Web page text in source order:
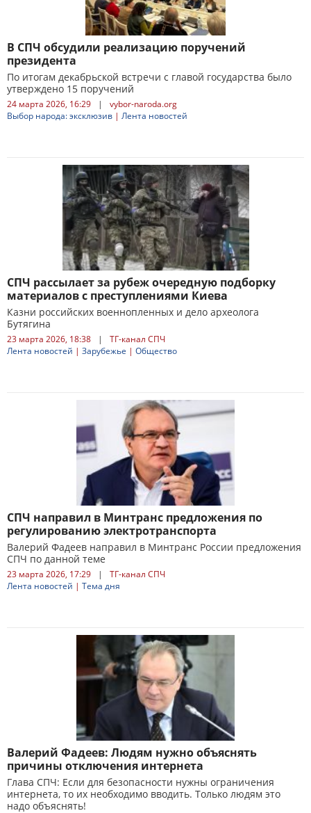
В СПЧ обсудили реализацию поручений
президента
По итогам декабрьской встречи с главой государства было
утверждено 15 поручений
24 марта 2026, 16:29 |
vybor-naroda.org
Выбор народа: эксклюзив | Лента новостей
СПЧ рассылает за рубеж очередную подборку
материалов с преступлениями Киева
Казни российских военнопленных и дело археолога
Бутягина
23 марта 2026, 18:38 |
ТГ-канал СПЧ
Лента новостей | Зарубежье | Общество
СПЧ направил в Минтранс предложения по
регулированию электротранспорта
Валерий Фадеев направил в Минтранс России предложения
СПЧ по данной теме
23 марта 2026, 17:29 |
ТГ-канал СПЧ
Лента новостей | Тема дня
Валерий Фадеев: Людям нужно объяснять
причины отключения интернета
Глава СПЧ: Если для безопасности нужны ограничения
интернета, то их необходимо вводить. Только людям это
надо объяснять!